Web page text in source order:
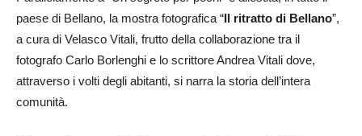
paese di Bellano, la mostra fotografica “Il ritratto di Bellano”,
a cura di Velasco Vitali, frutto della collaborazione tra il
fotografo Carlo Borlenghi e lo scrittore Andrea Vitali dove,
attraverso i volti degli abitanti, si narra la storia dell’intera
comunità.